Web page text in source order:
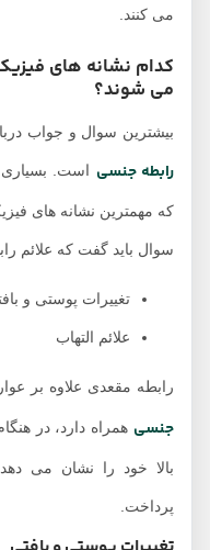
می کنند.
کدام نشانه های فیزیکی
می شوند؟
بیشترین سوال و جواب درباره
رابطه جنسیاست. بسیاری از
که مهمترین نشانه های
سوال باید گفت که علائم
تغییرات پوستی و بافتی
علائم التهاب
رابطه مقعدی علاوه بر عوارض
جنسیهمراه دارد، در هنگام
بالا خود را نشان می دهد.
پرداخت.